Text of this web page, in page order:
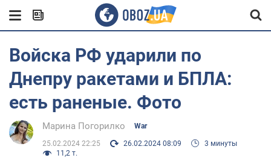
Войска РФ ударили по
Днепру ракетами и БПЛА:
есть раненые. Фото
Марина Погорилко War
25.02.2024 22:25 26.02.2024 08:09
3 минуты
11,2 т.